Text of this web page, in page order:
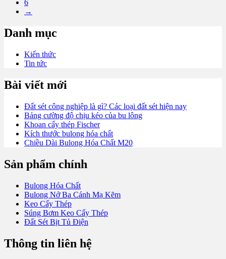
6
→
Danh mục
Kiến thức
Tin tức
Bài viết mới
Đất sét công nghiệp là gì? Các loại đất sét hiện nay
Bảng cường độ chịu kéo của bu lông
Khoan cấy thép Fischer
Kích thước bulong hóa chất
Chiều Dài Bulong Hóa Chất M20
Sản phẩm chính
Bulong Hóa Chất
Bulong Nở Ba Cánh Mạ Kẽm
Keo Cấy Thép
Súng Bơm Keo Cấy Thép
Đất Sét Bịt Tủ Điện
Thông tin liên hệ